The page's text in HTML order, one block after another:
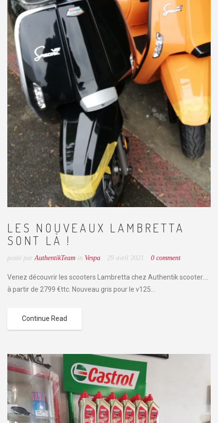
LES NOUVEAUX LAMBRETTA
SONT LÀ !
posté par AuthentikTeam in Vespa 29 avril 2021 0 comment
Venez découvrir les scooters Lambretta chez Authentik scooter....
à partir de 2799 €ttc. Nouveau gris pour le v125...
Continue Read